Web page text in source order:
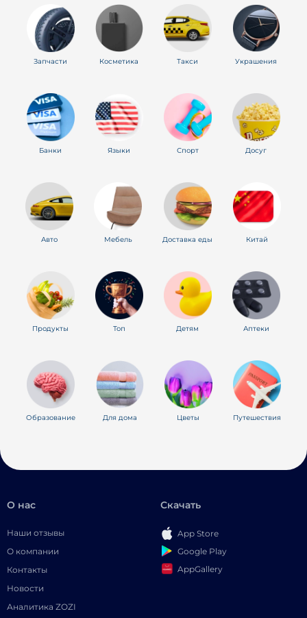
Запчасти Косметика Такси Украшения
Банки Языки Спорт Досуг
Авто Мебель Доставка еды Китай
Продукты Топ Детям Аптеки
Образование Для дома Цветы Путешествия
О нас
Наши отзывы
О компании
Контакты
Новости
Аналитика ZOZI
Скачать
App Store
Google Play
AppGallery